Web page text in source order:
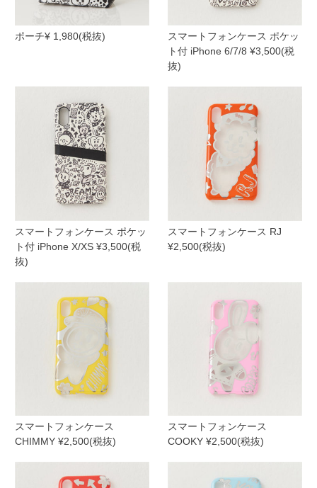
ポーチ¥ 1,980(税抜)
スマートフォンケース ポケッ
ト付 iPhone 6/7/8 ¥3,500(税
抜)
スマートフォンケース ポケッ
ト付 iPhone X/XS ¥3,500(税
抜)
スマートフォンケース RJ
¥2,500(税抜)
スマートフォンケース
CHIMMY ¥2,500(税抜)
スマートフォンケース
COOKY ¥2,500(税抜)